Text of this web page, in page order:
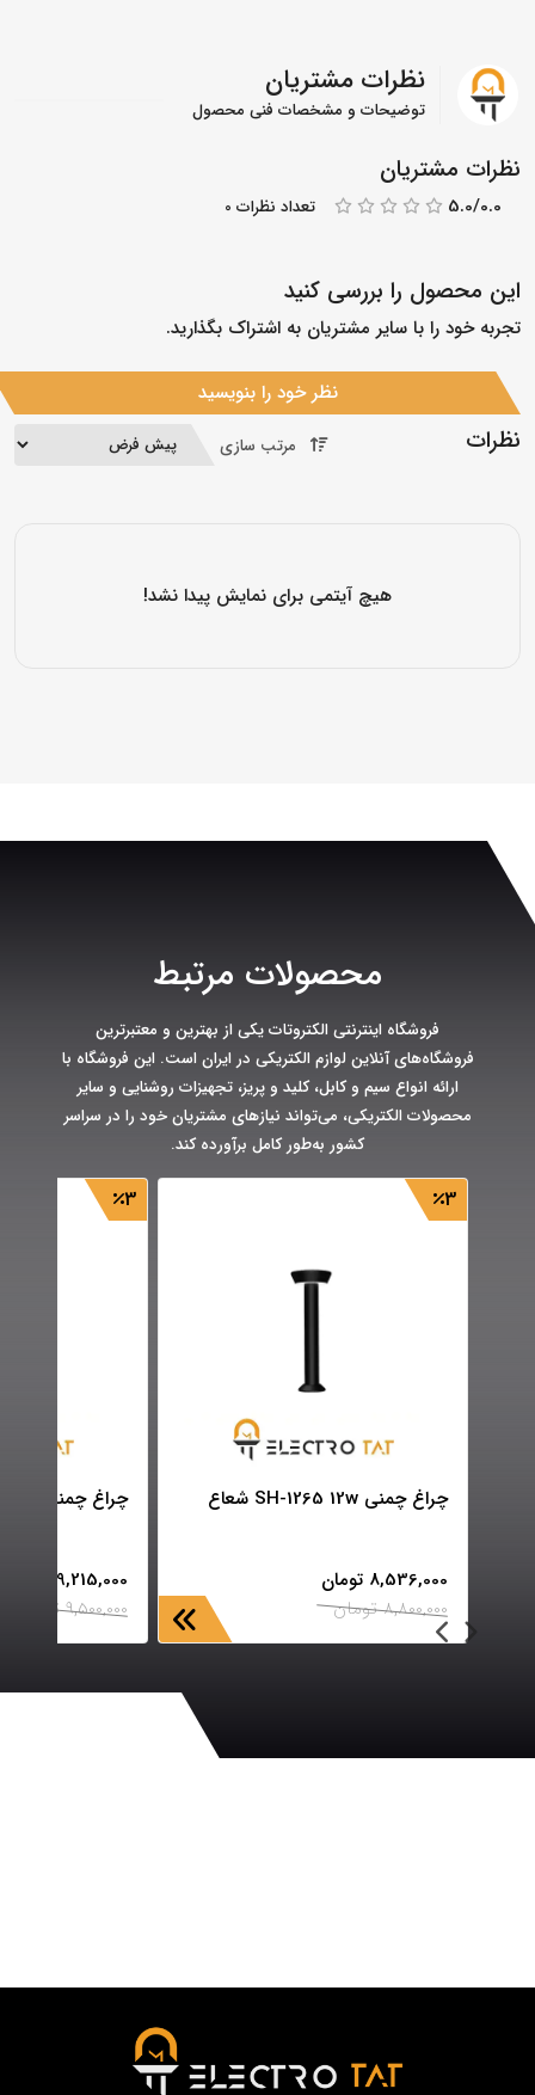
نظرات مشتریان
توضیحات و مشخصات فنی محصول
نظرات مشتریان
5.0/0.0 تعداد نظرات 0
این محصول را بررسی کنید
تجربه خود را با سایر مشتریان به اشتراک بگذارید.
نظر خود را بنویسید
نظرات مرتب سازی
هیچ آیتمی برای نمایش پیدا نشد!
محصولات مرتبط
فروشگاه اینترنتی الکتروتات یکی از بهترین و معتبرترین
فروشگاه‌های آنلاین لوازم الکتریکی در ایران است. این فروشگاه با
ارائه انواع سیم و کابل، کلید و پریز، تجهیزات روشنایی و سایر
محصولات الکتریکی، می‌تواند نیازهای مشتریان خود را در سراسر
کشور به‌طور کامل برآورده کند.
3
چراغ چمنی SH-1265 12w شعاع
8,536,000 تومان
8,800,000 تومان
3
چراغ چمنی SH-1268 12w شعاع
9,215,000
9,500,000 تومان